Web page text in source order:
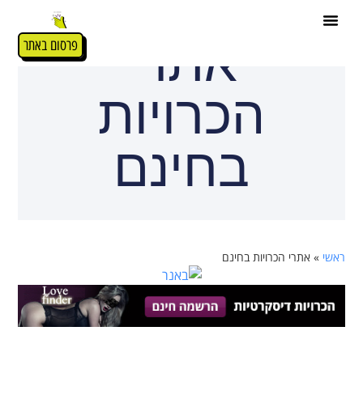
פרסום באתר אתרי
הכרויות
בחינם
ראשי »אתרי הכרויות בחינם